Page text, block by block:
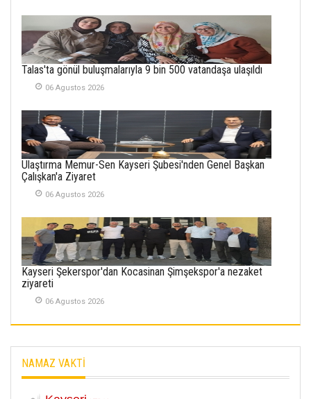
21 Haziran 2026
SEMRA ŞAHİN
KENDİNE UYANMAK
Merve Şimşek
İlgi Alanlarımız ve Biz
02 Ekim 2025
Rizespor’la Nihayet 3
puana Ulaştı
01 Mayis 2026
Talas'ta gönül buluşmalarıyla 9 bin 500 vatandaşa ulaşıldı
06 Agustos 2026
Ulaştırma Memur-Sen Kayseri Şubesi'nden Genel Başkan
Çalışkan'a Ziyaret
06 Agustos 2026
Kayseri Şekerspor'dan Kocasinan Şimşekspor'a nezaket
ziyareti
06 Agustos 2026
NAMAZ VAKTİ